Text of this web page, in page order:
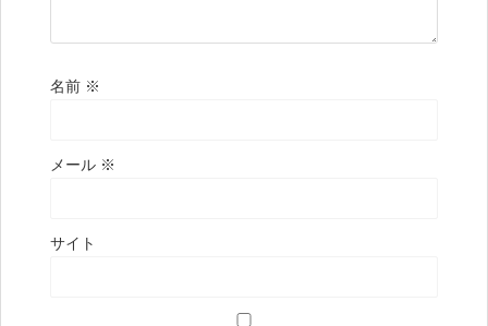
名前 ※
メール ※
サイト